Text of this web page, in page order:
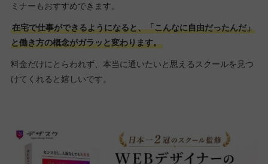
ミナーもおすすめできます。
在宅で仕事ができるようになると、「こんなに自由だったんだ」
と働き方の概念がガラッと変わります。
料金だけにとらわれず、本当に通いたいと思えるスクールを見つ
けてくれると嬉しいです。